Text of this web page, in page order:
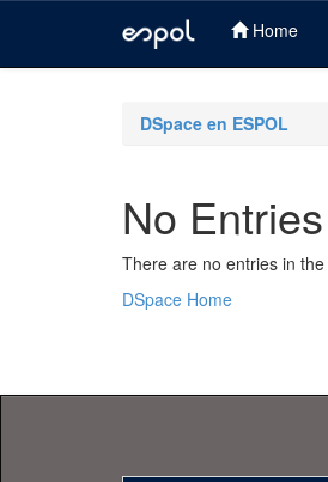
Home
DSpace en ESPOL
No
There are no entries in
DSpace Home